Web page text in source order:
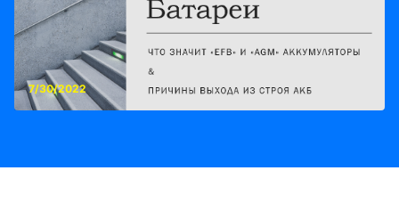
7/30/2022